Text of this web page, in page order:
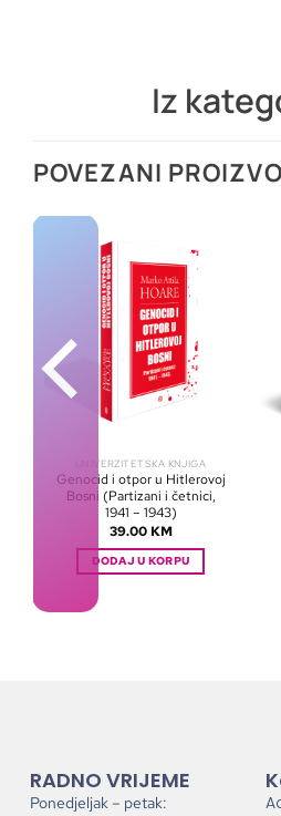
Iz
POVEZANI
UNIVERZITETSKA KNJIGA
Genocid i otpor u Hitlerovoj
Bosni (Partizani i četnici,
1941 – 1943)
39.00 KM
DODAJ U KORPU
RADNO VRIJEME
Ponedjeljak – petak: